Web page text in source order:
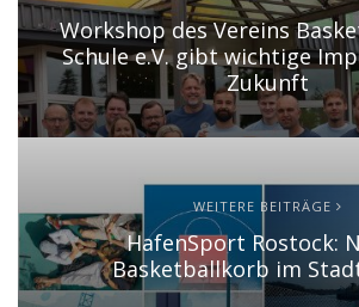
Workshop des Vereins
Schule e.V. gibt wichtige
Zukunft
WEITERE BEITRÄGE
HafenSport Rostock:
Basketballkorb im